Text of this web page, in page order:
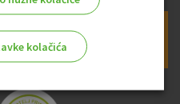
kolačića